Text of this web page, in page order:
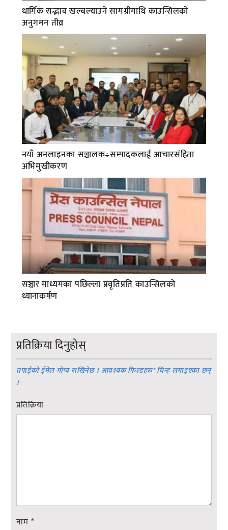
धार्मिक सद्भाव खल्बल्याउने सामग्रीमाथि काउन्सिलको
अनुगमन तीव्र
नयाँ अनलाइनका सञ्चालक÷सम्पादकलाई आचारसंहिता
अभिमुखीकरण
सञ्चार माध्यमका पछिल्ला प्रवृतिप्रति काउन्सिलको
ध्यानाकर्षण
प्रतिक्रिया दिनुहोस्
तपाईको ईमेल गोप्य राखिनेछ । आवश्यक फिल्डहरु*चिन्ह लगाइएका छन्
।
प्रतिक्रिया
नाम *